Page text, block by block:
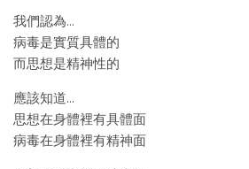
我們認為…
病毒是實質具體的
而思想是精神性的
應該知道…
思想在身體裡有具體面
病毒在身體裡有精神面